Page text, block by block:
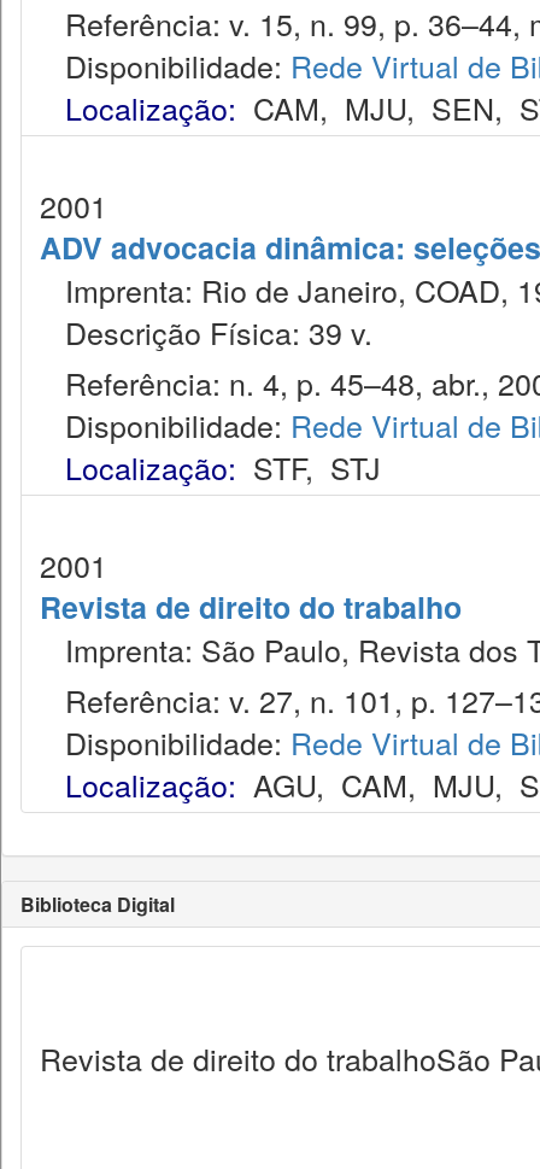
Referência: v. 15, n. 99, p. 36–44,
Disponibilidade: Rede Virtual de
Localização: CAM, MJU, SEN,
2001
ADV advocacia dinâmica:
Imprenta: Rio de Janeiro, COAD,
Descrição Física: 39 v.
Referência: n. 4, p. 45–48, abr.,
Disponibilidade: Rede Virtual de
Localização: STF, STJ
2001
Revista de direito do trabalho
Imprenta: São Paulo, Revista dos
Referência: v. 27, n. 101, p.
Disponibilidade: Rede Virtual de
Localização: AGU, CAM, MJU,
Biblioteca Digital
Revista de direito do trabalhoSão